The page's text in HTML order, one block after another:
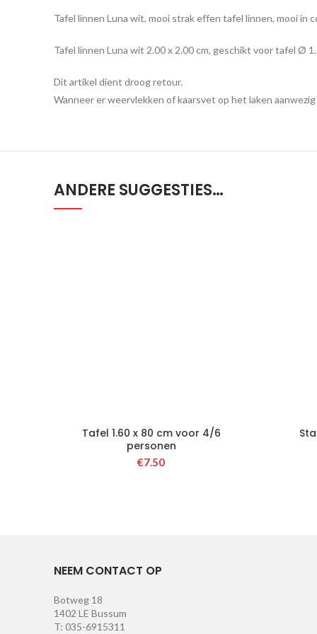
Tafel linnen Luna wit, mooi strak effen tafel linnen, mooi
Tafel linnen Luna wit 2.00 x 2.00 cm, geschikt voor tafel Ø
Dit artikel dient droog retour.
Wanneer er weervlekken of kaarsvet op het laken
ANDERE SUGGESTIES…
Tafel 1.60 x 80 cm voor 4/6
personen
€7.50
NEEM CONTACT OP
Botweg 18
1402 LE Bussum
T: 035-6915311